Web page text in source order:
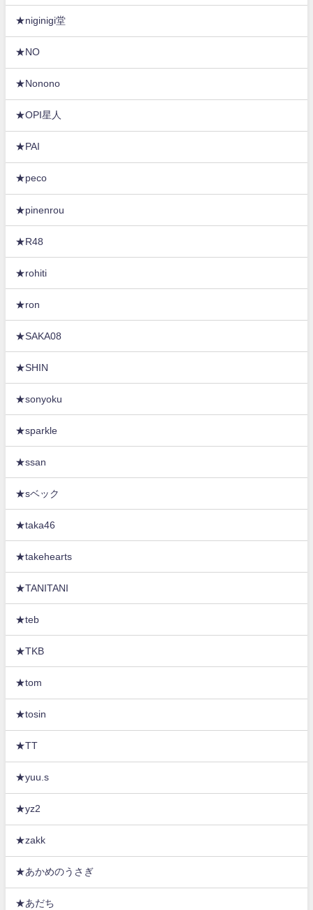
★niginigi堂
★NO
★Nonono
★OPI星人
★PAI
★peco
★pinenrou
★R48
★rohiti
★ron
★SAKA08
★SHIN
★sonyoku
★sparkle
★ssan
★sベック
★taka46
★takehearts
★TANITANI
★teb
★TKB
★tom
★tosin
★TT
★yuu.s
★yz2
★zakk
★あかめのうさぎ
★あだち